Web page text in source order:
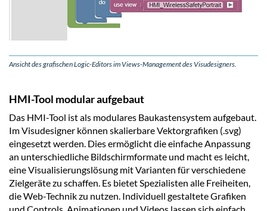
Ansicht des grafischen Logic-Editors im Views-Management des Visudesigners.
HMI-Tool modular aufgebaut
Das HMI-Tool ist als modulares Baukastensystem aufgebaut.
Im Visudesigner können skalierbare Vektorgrafiken (.svg)
eingesetzt werden. Dies ermöglicht die einfache Anpassung
an unterschiedliche Bildschirmformate und macht es leicht,
eine Visualisierungslösung mit Varianten für verschiedene
Zielgeräte zu schaffen. Es bietet Spezialisten alle Freiheiten,
die Web-Technik zu nutzen. Individuell gestaltete Grafiken